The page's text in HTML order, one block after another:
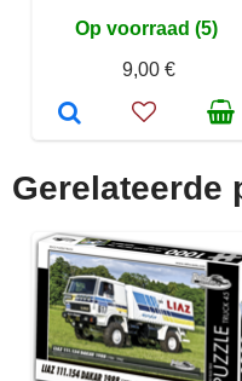
Op voorraad (5)
9,00 €
Gerelateerde